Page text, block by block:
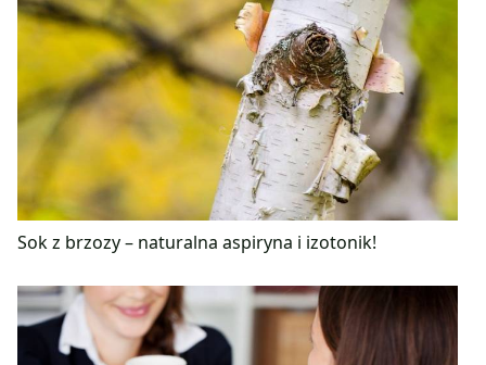
Sok z brzozy – naturalna aspiryna i izotonik!